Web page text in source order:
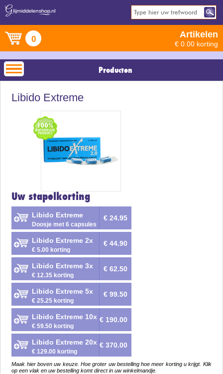
0 Artikelen
€ 0.00 korting
Producten
Libido Extreme
Uw stapelkorting
Libido Extreme
Doosje met 6 capsules
€ 24.95
Libido Extreme 2x
€ 5.00 korting
€ 44.90
Libido Extreme 3x
€ 12.35 korting
€ 62.50
Libido Extreme 5x
€ 25.25 korting
€ 99.50
Libido Extreme 10x
€ 59.50 korting
€ 190.00
Libido Extreme 20x
€ 129.00 korting
€ 370.00
Maak hier boven uw keuze. Hoe groter uw bestelling hoe meer korting u krijgt. Klik
op een vlak en uw bestelling komt direct in uw winkelmandje.